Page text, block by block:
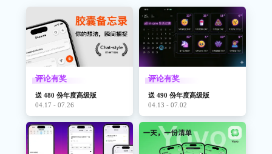
评论有奖
送 480 份年度高级版
04.17 - 07.26
评论有奖
送 490 份年度高级版
04.13 - 07.02